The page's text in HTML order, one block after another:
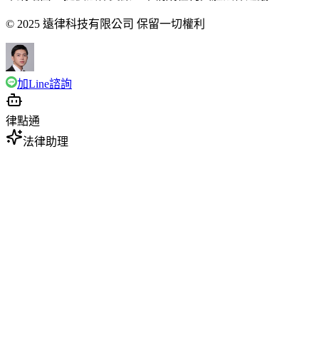
© 2025 遠律科技有限公司 保留一切權利
加Line諮詢
律點通
法律助理